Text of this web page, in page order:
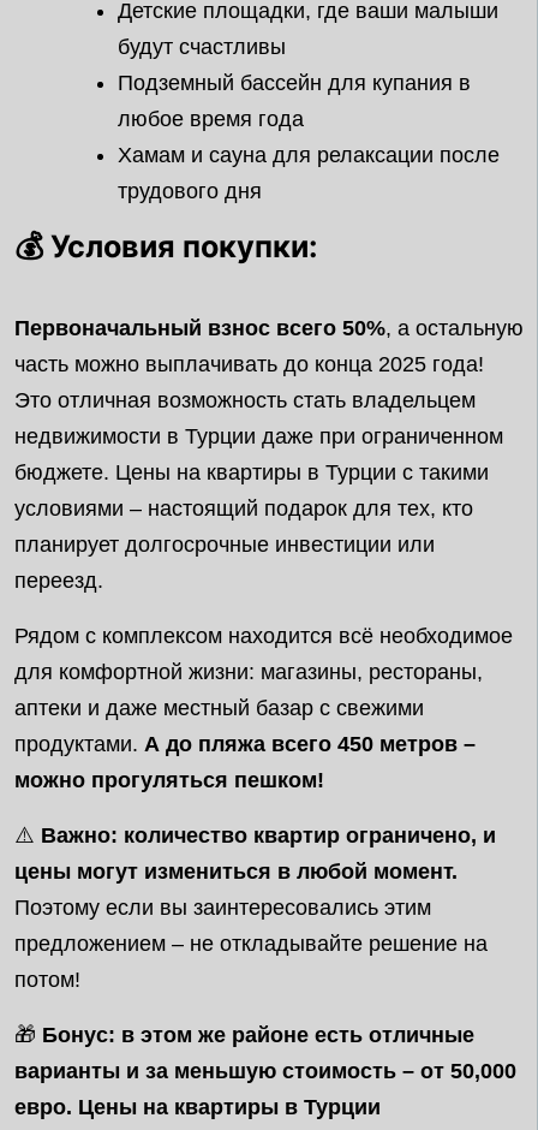
Детские площадки, где ваши малыши
будут счастливы
Подземный бассейн для купания в
любое время года
Хамам и сауна для релаксации после
трудового дня
💰 Условия покупки:
Первоначальный взнос всего 50%, а остальную
часть можно выплачивать до конца 2025 года!
Это отличная возможность стать владельцем
недвижимости в Турции даже при ограниченном
бюджете. Цены на квартиры в Турции с такими
условиями – настоящий подарок для тех, кто
планирует долгосрочные инвестиции или
переезд.
Рядом с комплексом находится всё необходимое
для комфортной жизни: магазины, рестораны,
аптеки и даже местный базар с свежими
продуктами. А до пляжа всего 450 метров –
можно прогуляться пешком!
⚠️ Важно: количество квартир ограничено, и
цены могут измениться в любой момент.
Поэтому если вы заинтересовались этим
предложением – не откладывайте решение на
потом!
🎁 Бонус: в этом же районе есть отличные
варианты и за меньшую стоимость – от 50,000
евро. Цены на квартиры в Турции